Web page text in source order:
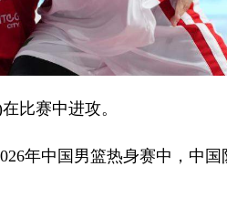
比赛中进攻。
年中国男篮热身赛中，中国